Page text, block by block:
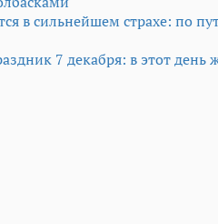
в сильнейшем страхе: по
7 декабря: в этот